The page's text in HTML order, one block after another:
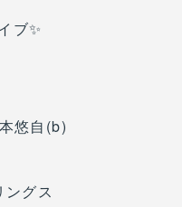
ブ✨
悠自(b)
グス